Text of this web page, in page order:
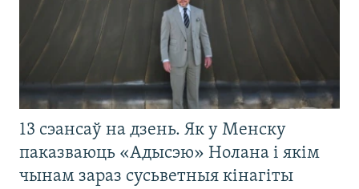
13 сэансаў на дзень. Як у Менску
паказваюць «Адысэю» Нолана і якім
чынам зараз сусьветныя кінагіты